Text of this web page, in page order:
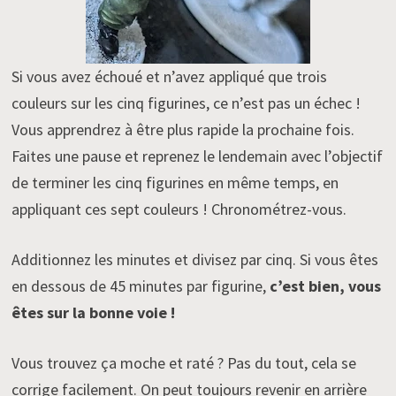
Si vous avez échoué et n’avez appliqué que trois
couleurs sur les cinq figurines, ce n’est pas un échec !
Vous apprendrez à être plus rapide la prochaine fois.
Faites une pause et reprenez le lendemain avec l’objectif
de terminer les cinq figurines en même temps, en
appliquant ces sept couleurs ! Chronométrez-vous.
Additionnez les minutes et divisez par cinq. Si vous êtes
en dessous de 45 minutes par figurine, c’est bien, vous
êtes sur la bonne voie !
Vous trouvez ça moche et raté ? Pas du tout, cela se
corrige facilement. On peut toujours revenir en arrière